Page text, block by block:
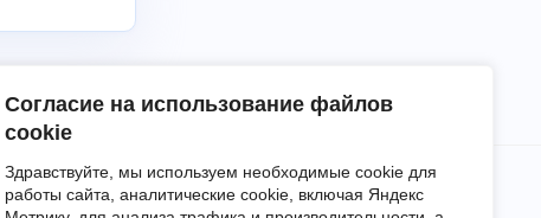
Согласие на использование файлов
cookie
Здравствуйте, мы используем необходимые cookie для
работы сайта, аналитические cookie, включая Яндекс